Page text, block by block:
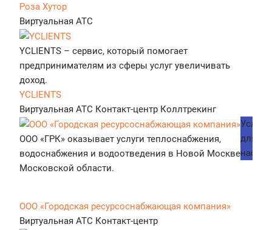
Роза Хутор
Виртуальная АТС
YCLIENTS – сервис, который помогает
предпринимателям из сферы услуг увеличивать
доход.
YCLIENTS
Виртуальная АТС Контакт-центр Коллтрекинг
Услуги
для
ООО «ГРК» оказывает услуги теплоснабжения,
водоснабжения и водоотведения в Новой Москве и
Московской области.
ООО «Городская ресурсоснабжающая компания»
Виртуальная АТС Контакт-центр